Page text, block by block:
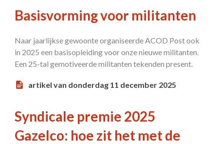
Basisvorming voor militanten
Naar jaarlijkse gewoonte organiseerde ACOD Post ook
in 2025 een basisopleiding voor onze nieuwe militanten.
Een 25-tal gemotiveerde militanten tekenden present.
artikel van donderdag 11 december 2025
Syndicale premie 2025
Gazelco: hoe zit het met de